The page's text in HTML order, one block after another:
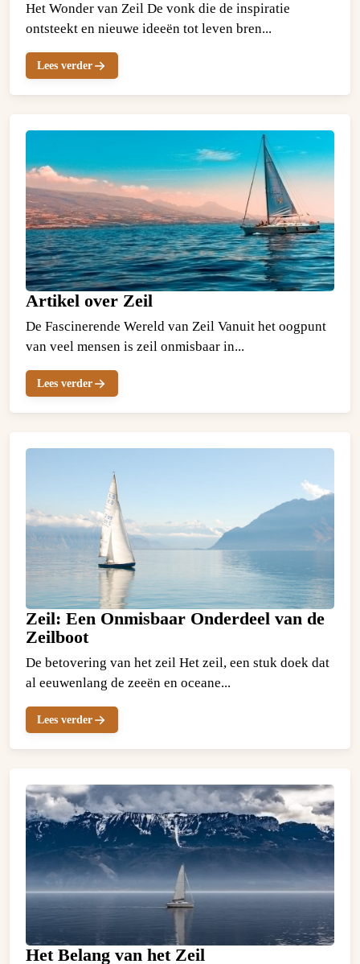
Het Wonder van Zeil De vonk die de inspiratie
ontsteekt en nieuwe ideeën tot leven bren...
Lees verder
Artikel over Zeil
De Fascinerende Wereld van Zeil Vanuit het oogpunt
van veel mensen is zeil onmisbaar in...
Lees verder
Zeil: Een Onmisbaar Onderdeel van de
Zeilboot
De betovering van het zeil Het zeil, een stuk doek dat
al eeuwenlang de zeeën en oceane...
Lees verder
Het Belang van het Zeil